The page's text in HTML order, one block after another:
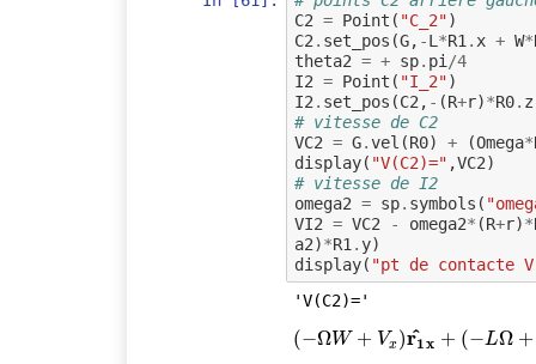
C2 = Point ( "C_2")
C2 . set_pos (G, -L *R1 . x + W*
theta2 = + sp. pi /4
I2 = Point ( "I_2")
I2 . set_pos (C2 , - (R+r)*R0. z
# vitesse de C2
VC2 = G.vel (R0) + (Omega*
display( "V(C2)=" ,VC2)
# vitesse de I2
omega2 = sp. symbols (
VI2 = VC2 - omega2* (R+r)*
a2)*R1 . y)
display( "pt de contacte
'V(C2)='
(−ΩW + Vx)r1
^ x + (−LΩ +
(−ΩW+V x) 1^x+(−L Ω+ Vy)r1^y